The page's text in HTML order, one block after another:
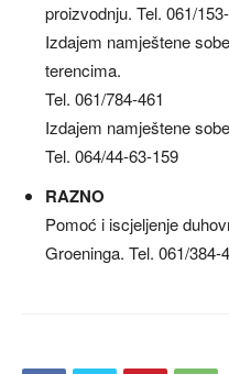
proizvodnju. Tel. 061/
Izdajem namještene
terencima.
Tel. 061/784-461
Izdajem namještene
Tel. 064/44-63-159
RAZNO
Pomoć i iscjeljenje
Groeninga. Tel. 061/384-